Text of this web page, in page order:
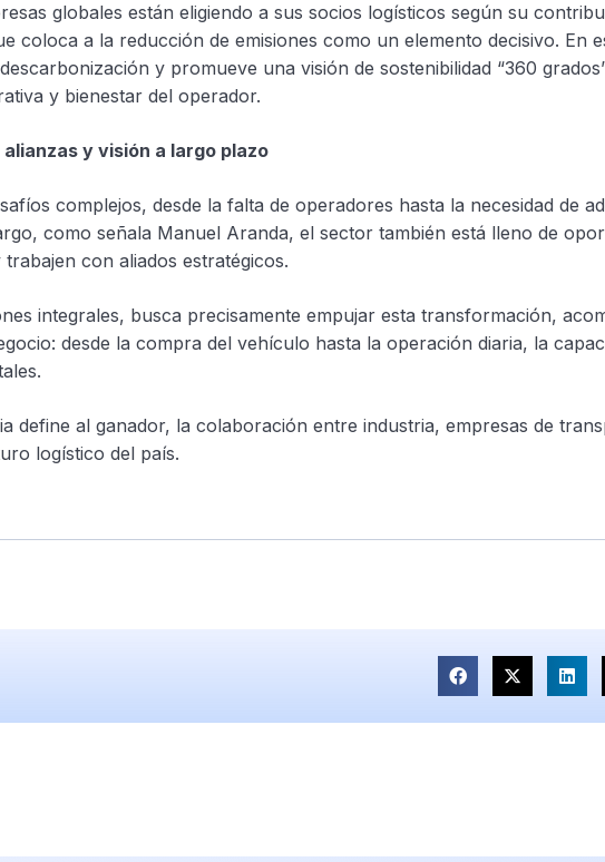
globales están eligiendo a sus socios logísticos según su
coloca a la reducción de emisiones como un elemento decisivo. En
y promueve una visión de sostenibilidad “360
y bienestar del operador.
y visión a largo plazo
complejos, desde la falta de operadores hasta la necesidad de
como señala Manuel Aranda, el sector también está lleno de
con aliados estratégicos.
integrales, busca precisamente empujar esta transformación,
desde la compra del vehículo hasta la operación diaria, la
define al ganador, la colaboración entre industria, empresas de
logístico del país.